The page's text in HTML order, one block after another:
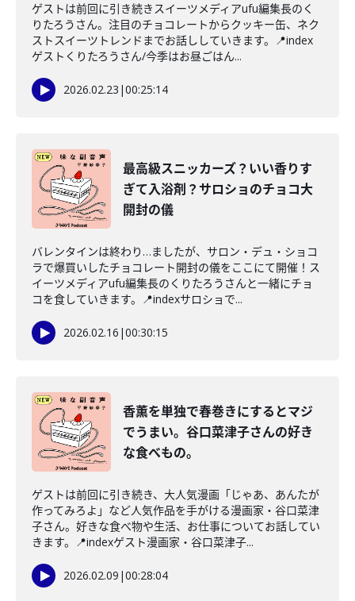
ゲストは前回に引き続きスイーツメディアufu編集長のく
りたろうさん。注目のチョコレートからクッキー缶、ネク
ストスイーツトレンドまでお話ししていきます。📍index
ゲストくりたろうさん/今季はお昼ごはん...
2026.02.23 |00:25:14
最高級スニッカーズ？いい香りす
ぎて入浴剤？サロショのチョコ大
開封の儀
バレンタインは終わり…ましたが、サロン・デュ・ショコ
ラで爆買いしたチョコレート開封の儀をここにて開催！ス
イーツメディアufu編集長のくりたろうさんと一緒にチョ
コを食していきます。📍indexサロショで...
2026.02.16 |00:30:15
香薫を単独で春巻きにするとマジ
でうまい。谷口菜津子さんの好き
な食べもの。
ゲストは前回に引き続き、大人気漫画「じゃあ、あんたが
作ってみろよ」など人気作品を手がける漫画家・谷口菜津
子さん。好きな食べ物や生活、お仕事についてお話してい
きます。📍indexゲスト漫画家・谷口菜津子...
2026.02.09 |00:28:04